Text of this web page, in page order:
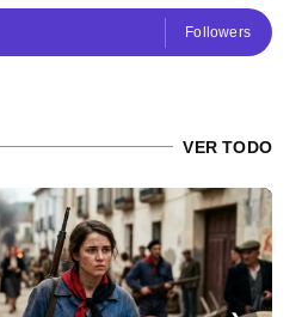
Followers
VER TODO